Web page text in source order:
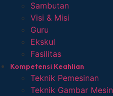
Sambutan
Visi & Misi
Guru
Ekskul
Fasilitas
Kompetensi Keahlian
Teknik Pemesinan
Teknik Gambar Mesin